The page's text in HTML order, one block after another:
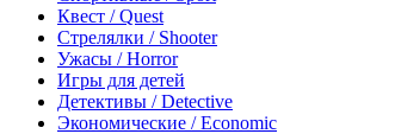
Квест / Quest
Стрелялки / Shooter
Ужасы / Horror
Игры для детей
Детективы / Detective
Экономические / Economic